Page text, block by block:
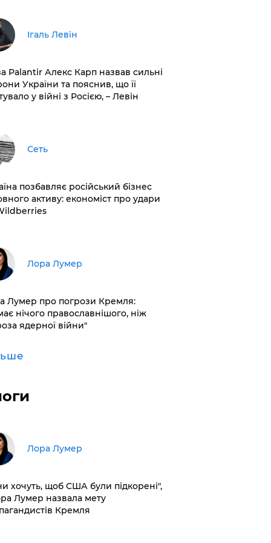
Ігаль Левін
Palantir Алекс Карп назвав сильні
України та пояснив, що її
у війні з Росією, – Левін
Сеть
позбавляє російський бізнес
активу: економіст про удари
​Лора Лумер
Лумер про погрози Кремля:
нічого православнішого, ніж
ядерної війни"
​Лора Лумер
хочуть, щоб США були підкорені",
Лумер назвала мету
Кремля